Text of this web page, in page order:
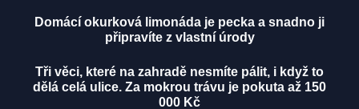
Domácí okurková limonáda je pecka a snadno ji
připravíte z vlastní úrody
Tři věci, které na zahradě nesmíte pálit, i když to
dělá celá ulice. Za mokrou trávu je pokuta až 150
000 Kč